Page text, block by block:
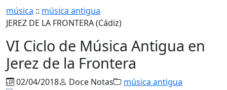
música :: música antigua
JEREZ DE LA FRONTERA (Cádiz)
VI Ciclo de Música Antigua en
Jerez de la Frontera
02/04/2018 Doce Notas música antigua